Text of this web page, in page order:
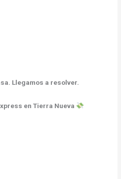
Llegamos a resolver.
en Tierra Nueva